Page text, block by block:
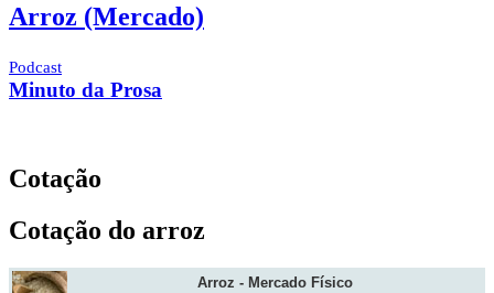
Arroz (Mercado)
Podcast
Minuto da Prosa
Cotação
Cotação do arroz
Arroz - Mercado Físico